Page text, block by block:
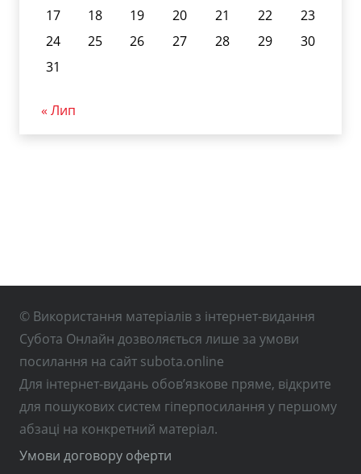
17
18 19 20 21 22
23
24
25 26 27 28 29
30
31
« Лип
© Використання матеріалів з інтернет-видання
Субота Онлайн дозволяється лише за умови
посилання на сайт subota.online
Для інтернет-видань обов’язкове пряме, відкрите
для пошукових систем гіперпосилання у першому
абзаці на конкретний матеріал.
Умови договору оферти